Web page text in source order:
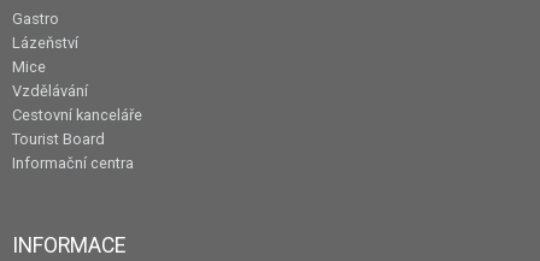
Gastro
Lázeňství
Mice
Vzdělávání
Cestovní kanceláře
Tourist Board
Informační centra
INFORMACE